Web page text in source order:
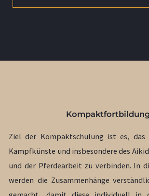
Kompaktfortbildung
Ziel der Kompaktschulung ist es, das
Kampfkünste und insbesondere des
und der Pferdearbeit zu verbinden. In
werden die Zusammenhänge